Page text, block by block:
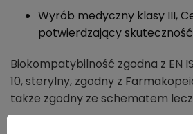
Wyrób medyczny klasy III,
potwierdzający
Biokompatybilność zgodna z EN
10, sterylny, zgodny z
także zgodny ze schematem